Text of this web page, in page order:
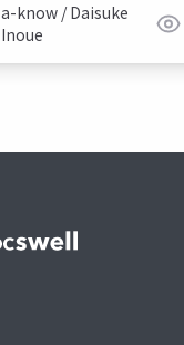
a-know / Daisuke
Inoue